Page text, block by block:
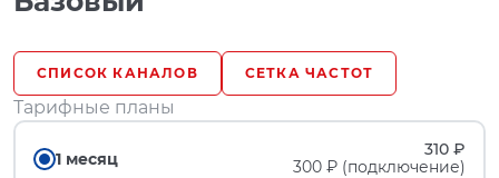
СПИСОК КАНАЛОВ СЕТКА ЧАСТОТ
Тарифные планы
1 месяц
310 ₽
300 ₽ (подключение)